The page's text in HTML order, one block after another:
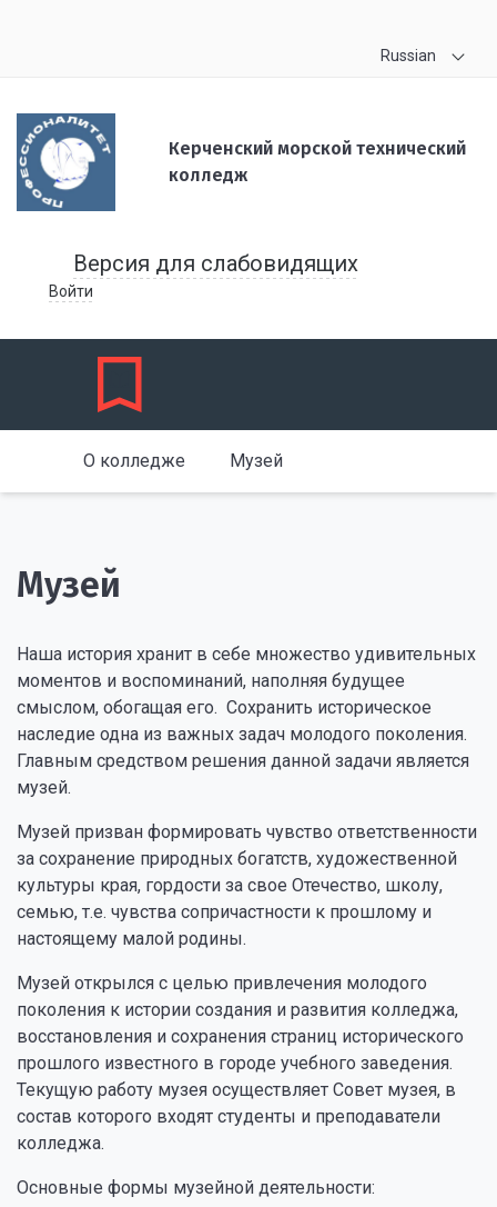
Russian
Керченский морской технический
колледж
Версия для слабовидящих
Войти
О колледже Музей
Музей
Наша история хранит в себе множество удивительных
моментов и воспоминаний, наполняя будущее
смыслом, обогащая его. Сохранить историческое
наследие одна из важных задач молодого поколения.
Главным средством решения данной задачи является
музей.
Музей призван формировать чувство ответственности
за сохранение природных богатств, художественной
культуры края, гордости за свое Отечество, школу,
семью, т.е. чувства сопричастности к прошлому и
настоящему малой родины.
Музей открылся с целью привлечения молодого
поколения к истории создания и развития колледжа,
восстановления и сохранения страниц исторического
прошлого известного в городе учебного заведения.
Текущую работу музея осуществляет Совет музея, в
состав которого входят студенты и преподаватели
колледжа.
Основные формы музейной деятельности: